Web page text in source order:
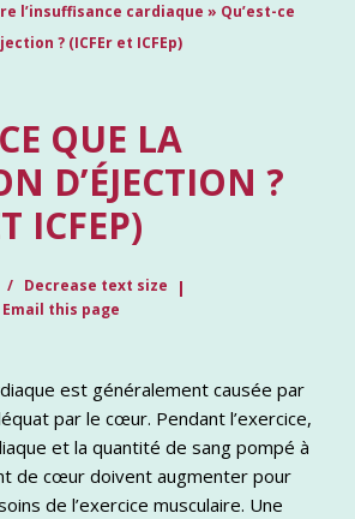
l’insuffisance cardiaque » Qu’est-ce
? (ICFEr et ICFEp)
QUE LA
D’ÉJECTION ?
ICFEP)
Decrease text size
Email this page
est généralement causée par
par le cœur. Pendant l’exercice,
et la quantité de sang pompé à
de cœur doivent augmenter pour
de l’exercice musculaire. Une